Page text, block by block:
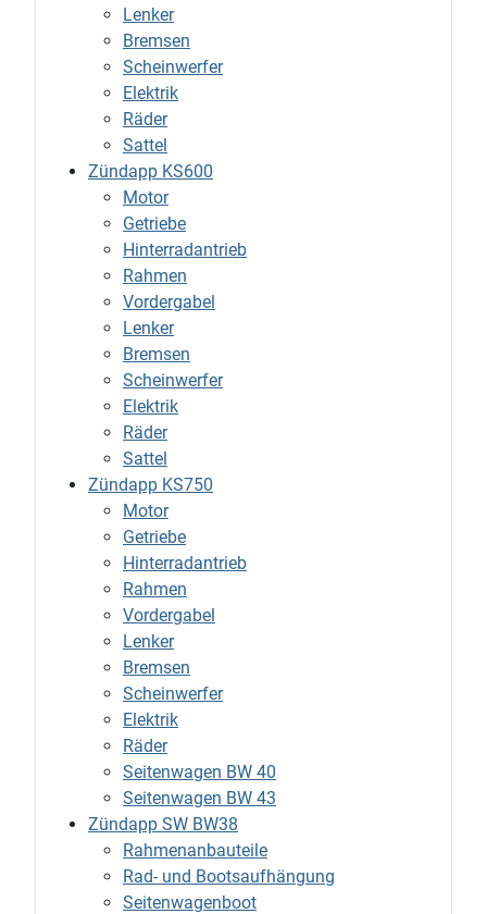
Lenker
Bremsen
Scheinwerfer
Elektrik
Räder
Sattel
Zündapp KS600
Motor
Getriebe
Hinterradantrieb
Rahmen
Vordergabel
Lenker
Bremsen
Scheinwerfer
Elektrik
Räder
Sattel
Zündapp KS750
Motor
Getriebe
Hinterradantrieb
Rahmen
Vordergabel
Lenker
Bremsen
Scheinwerfer
Elektrik
Räder
Seitenwagen BW 40
Seitenwagen BW 43
Zündapp SW BW38
Rahmenanbauteile
Rad- und Bootsaufhängung
Seitenwagenboot